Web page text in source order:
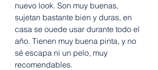
nuevo look. Son muy buenas,
sujetan bastante bien y duras, en
casa se ouede usar durante todo el
año. Tienen muy buena pinta, y no
sé escapa ni un pelo, muy
recomendables.